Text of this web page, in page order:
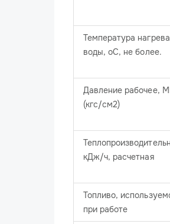
Температура нагрева
воды, оС, не
Давление рабочее,
(кгс/
кДж/ч,
Топливо,
при работе